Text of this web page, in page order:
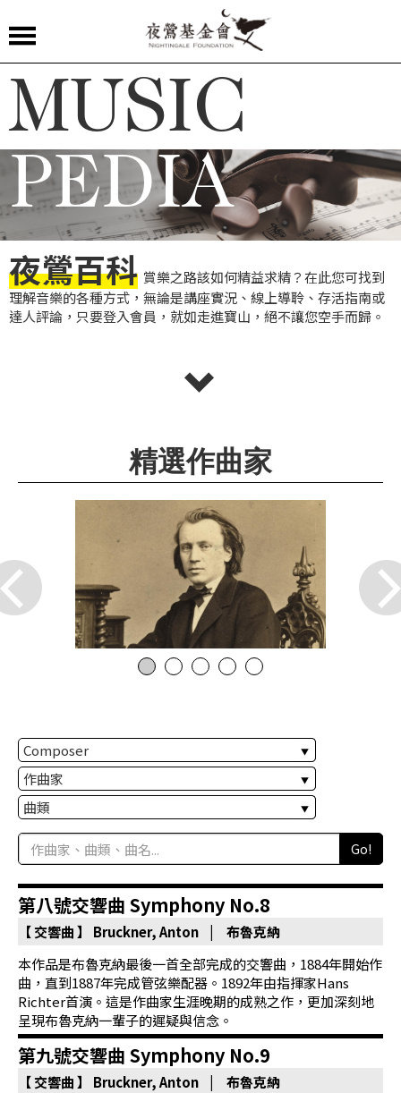
鶯
嚴
選
夜
鶯
導
聆
夜
鶯
圖
講
師
夜
鶯
百
科
夜
鶯
出
版
品
最
新
消
息
MUSIC
PEDIA
夜鶯百科 賞樂之路該如何精益求精？在此您可找到
理解音樂的各種方式，無論是講座實況、線上導聆、存活指南或
達人評論，只要登入會員，就如走進寶山，絕不讓您空手而歸。
精選作曲家
Go!
第八號交響曲 Symphony No.8
【 交響曲 】
Bruckner, Anton | 布魯克納
本作品是布魯克納最後一首全部完成的交響曲，1884年開始作
曲，直到1887年完成管弦樂配器。1892年由指揮家Hans
Richter首演。這是作曲家生涯晚期的成熟之作，更加深刻地
呈現布魯克納一輩子的遲疑與信念。
第九號交響曲 Symphony No.9
【 交響曲 】
Bruckner, Anton | 布魯克納